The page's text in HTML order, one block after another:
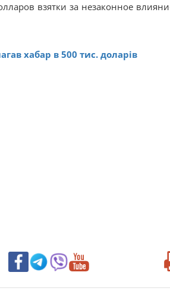
взятки за незаконное
хабар в 500 тис. доларів